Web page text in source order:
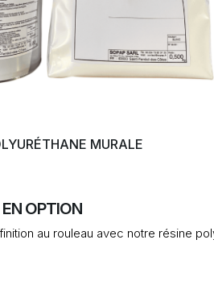
MURALE
OPTION
au rouleau avec notre résine